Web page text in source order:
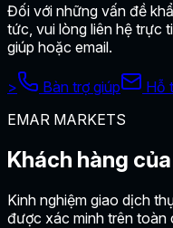
Đối với những vấn đề
tức, vui lòng liên hệ trực
giúp hoặc email.
> Bàn trợ giúp
Hỗ
EMAR MARKETS
Khách hàng
Kinh nghiệm giao dịch
được xác minh trên toàn